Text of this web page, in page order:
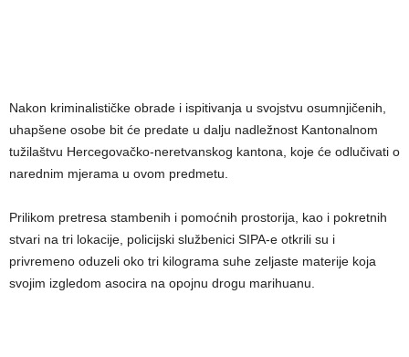
Nakon kriminalističke obrade i ispitivanja u svojstvu osumnjičenih,
uhapšene osobe bit će predate u dalju nadležnost Kantonalnom
tužilaštvu Hercegovačko-neretvanskog kantona, koje će odlučivati o
narednim mjerama u ovom predmetu.
Prilikom pretresa stambenih i pomoćnih prostorija, kao i pokretnih
stvari na tri lokacije, policijski službenici SIPA-e otkrili su i
privremeno oduzeli oko tri kilograma suhe zeljaste materije koja
svojim izgledom asocira na opojnu drogu marihuanu.